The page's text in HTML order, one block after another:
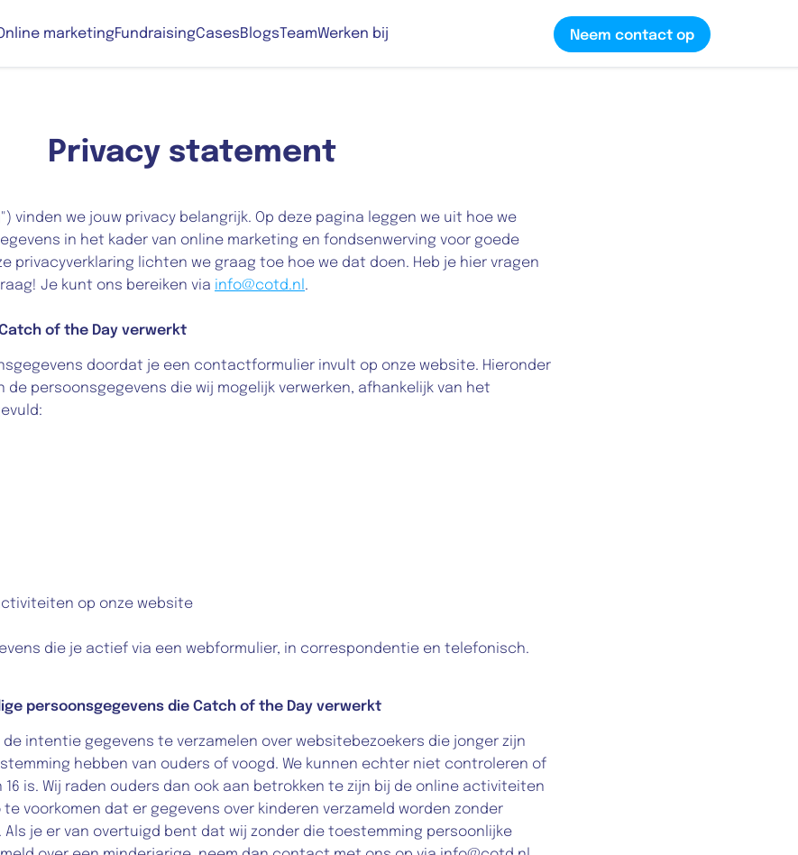
Privacy statement
vinden we jouw privacy belangrijk. Op deze pagina leggen we uit hoe we
in het kader van online marketing en fondsenwerving voor goede
privacyverklaring lichten we graag toe hoe we dat doen. Heb je hier vragen
Je kunt ons bereiken via info@cotd.nl .
of the Day verwerkt
doordat je een contactformulier invult op onze website. Hieronder
de persoonsgegevens die wij mogelijk verwerken, afhankelijk van het
op onze website
die je actief via een webformulier, in correspondentie en telefonisch.
persoonsgegevens die Catch of the Day verwerkt
intentie gegevens te verzamelen over websitebezoekers die jonger zijn
hebben van ouders of voogd. We kunnen echter niet controleren of
16 is. Wij raden ouders dan ook aan betrokken te zijn bij de online activiteiten
te voorkomen dat er gegevens over kinderen verzameld worden zonder
je er van overtuigd bent dat wij zonder die toestemming persoonlijke
marketingFundraisingCasesBlogsTeamWerken bij Neem contact op